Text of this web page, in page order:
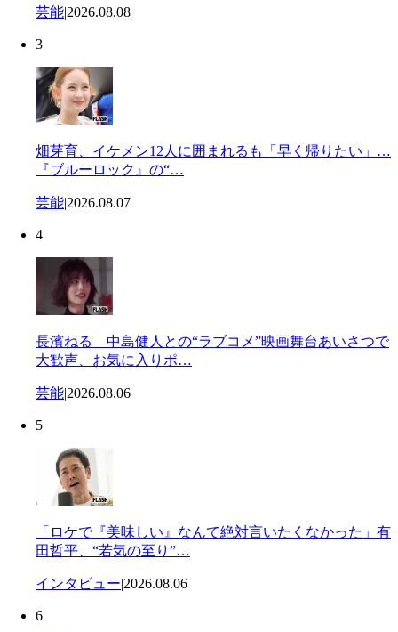
芸能|2026.08.08
3
畑芽育、イケメン12人に囲まれるも「早く帰りたい」…
『ブルーロック』の“…
芸能|2026.08.07
4
長濱ねる 中島健人との“ラブコメ”映画舞台あいさつで
大歓声、お気に入りポ…
芸能|2026.08.06
5
「ロケで『美味しい』なんて絶対言いたくなかった」有
田哲平、“若気の至り”…
インタビュー|2026.08.06
6